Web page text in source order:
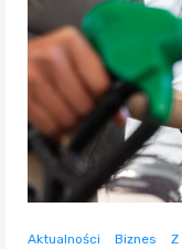
Aktualności Biznes Z